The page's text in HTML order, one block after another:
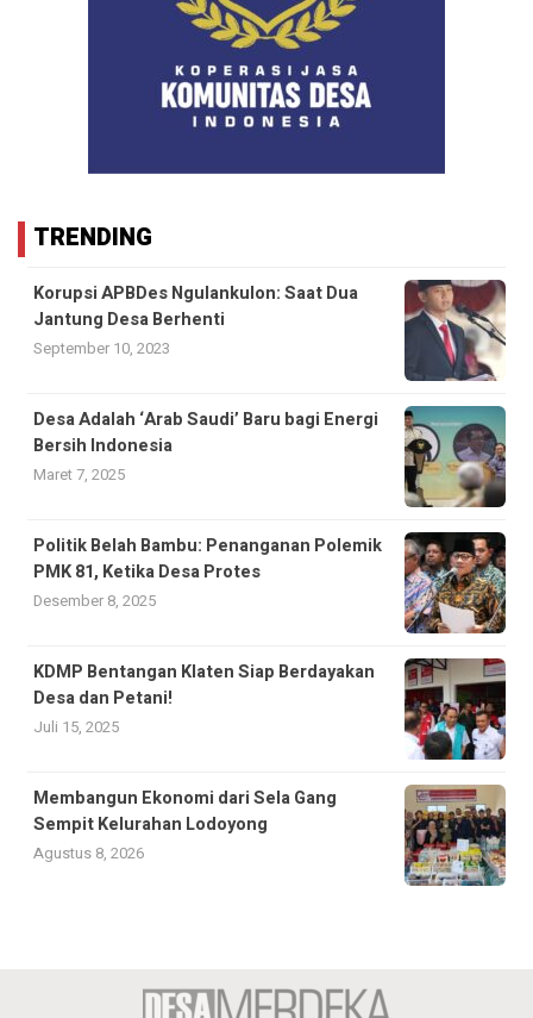
TRENDING
Korupsi APBDes Ngulankulon: Saat Dua
Jantung Desa Berhenti
September 10, 2023
Desa Adalah ‘Arab Saudi’ Baru bagi Energi
Bersih Indonesia
Maret 7, 2025
Politik Belah Bambu: Penanganan Polemik
PMK 81, Ketika Desa Protes
Desember 8, 2025
KDMP Bentangan Klaten Siap Berdayakan
Desa dan Petani!
Juli 15, 2025
Membangun Ekonomi dari Sela Gang
Sempit Kelurahan Lodoyong
Agustus 8, 2026